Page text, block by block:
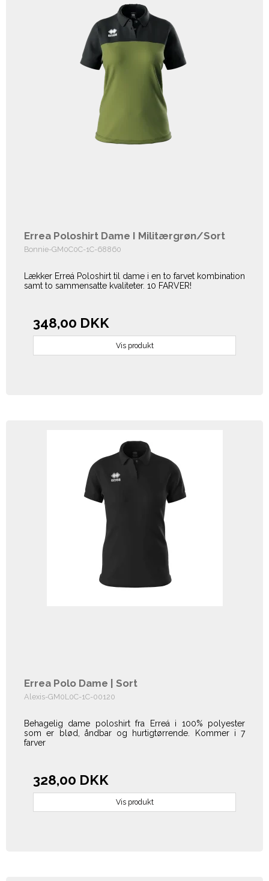
Errea Poloshirt Dame I Militærgrøn/Sort
Bonnie-GM0C0C-1C-68860
Lækker Erreá Poloshirt til dame i en to farvet kombination
samt to sammensatte kvaliteter. 10 FARVER!
348,00 DKK
Vis produkt
Errea Polo Dame | Sort
Alexis-GM0L0C-1C-00120
Behagelig dame poloshirt fra Erreá i 100% polyester
som er blød, åndbar og hurtigtørrende. Kommer i 7
farver
328,00 DKK
Vis produkt